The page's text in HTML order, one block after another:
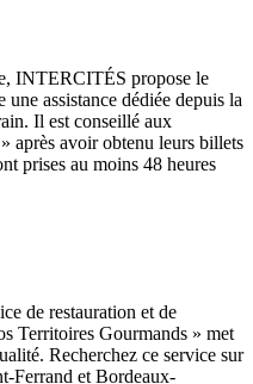
INTERCITÉS propose le
assistance dédiée depuis la
Il est conseillé aux
après avoir obtenu leurs billets
prises au moins 48 heures
de restauration et de
Territoires Gourmands » met
Recherchez ce service sur
Ferrand et Bordeaux-